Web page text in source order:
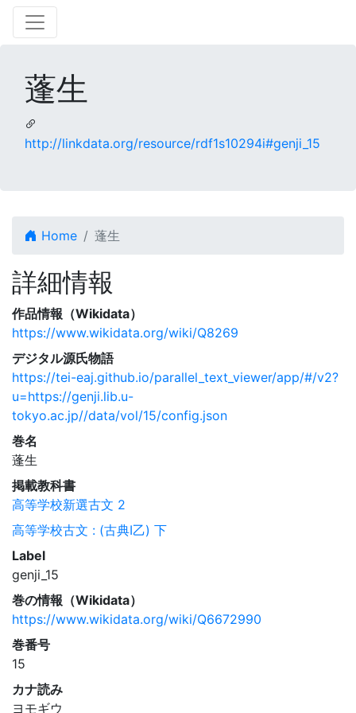
蓬生
http://linkdata.org/resource/rdf1s10294i#genji_15
Home 蓬生
詳細情報
作品情報（Wikidata）
https://www.wikidata.org/wiki/Q8269
デジタル源氏物語
https://tei-eaj.github.io/parallel_text_viewer/app/#/v2?
u=https://genji.lib.u-
tokyo.ac.jp//data/vol/15/config.json
巻名
蓬生
掲載教科書
高等学校新選古文 2
高等学校古文 : (古典I乙) 下
Label
genji_15
巻の情報（Wikidata）
https://www.wikidata.org/wiki/Q6672990
巻番号
15
カナ読み
ヨモギウ